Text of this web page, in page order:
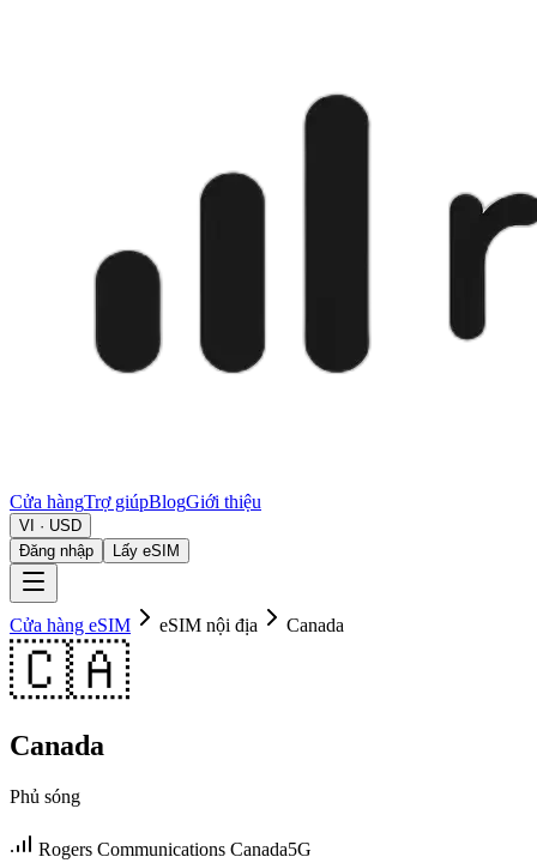
Cửa hàngTrợ giúpBlogGiới thiệu
VI · USD
Đăng nhập
Lấy eSIM
Cửa hàng eSIM eSIM nội địa Canada
🇨🇦
Canada
Phủ sóng
Rogers Communications Canada5G